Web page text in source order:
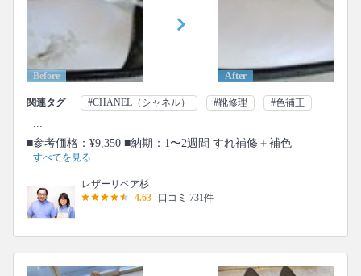
Before After
関連タグ #CHANEL（シャネル） #靴修理 #色補正
...
■参考価格：¥9,350 ■納期：1〜2週間 すれ補修＋補色
すべてを見る
レザーリペア杉
4.63
口コミ 731件